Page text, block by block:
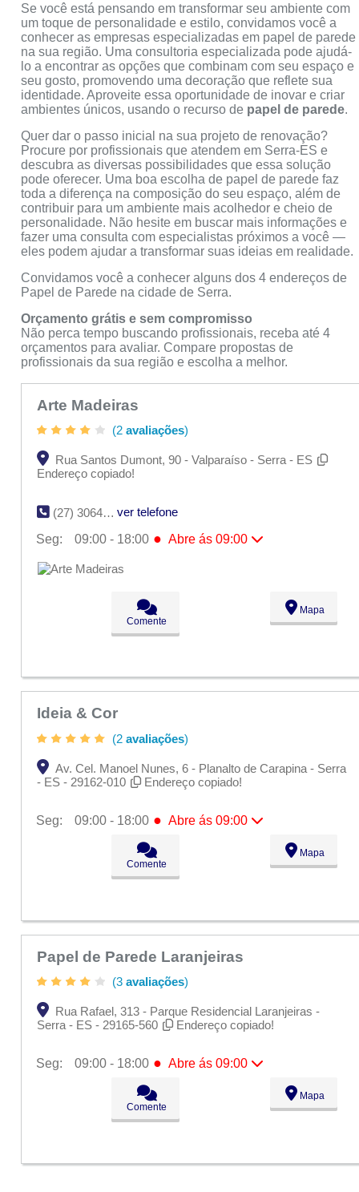
Se você está pensando em transformar seu ambiente com
um toque de personalidade e estilo, convidamos você a
conhecer as empresas especializadas em papel de parede
na sua região. Uma consultoria especializada pode ajudá-
lo a encontrar as opções que combinam com seu espaço e
seu gosto, promovendo uma decoração que reflete sua
identidade. Aproveite essa oportunidade de inovar e criar
ambientes únicos, usando o recurso de papel de parede.
Quer dar o passo inicial na sua projeto de renovação?
Procure por profissionais que atendem em Serra-ES e
descubra as diversas possibilidades que essa solução
pode oferecer. Uma boa escolha de papel de parede faz
toda a diferença na composição do seu espaço, além de
contribuir para um ambiente mais acolhedor e cheio de
personalidade. Não hesite em buscar mais informações e
fazer uma consulta com especialistas próximos a você —
eles podem ajudar a transformar suas ideias em realidade.
Convidamos você a conhecer alguns dos 4 endereços de
Papel de Parede na cidade de Serra.
Orçamento grátis e sem compromisso
Não perca tempo buscando profissionais, receba até 4
orçamentos para avaliar. Compare propostas de
profissionais da sua região e escolha a melhor.
Arte Madeiras
(2 avaliações)
Rua Santos Dumont, 90 - Valparaíso - Serra - ES
Endereço copiado!
(27) 3064-3053
ver telefone
Seg:
09:00 - 18:00 ● Abre ás 09:00
Seg:
Ter:
09:00 - 18:00
09:00 - 18:00
09:00 - 18:00
Fechado
Comente
Mapa
Ideia & Cor
(2 avaliações)
Av. Cel. Manoel Nunes, 6 - Planalto de Carapina - Serra
- ES - 29162-010
Endereço copiado!
Seg: 09:00 - 18:00 ● Abre ás 09:00
09:00 - 18:00
09:00 - 18:00
09:00 - 18:00
Comente
Mapa
Papel de Parede Laranjeiras
(3 avaliações)
Rua Rafael, 313 - Parque Residencial Laranjeiras -
Serra - ES - 29165-560
Endereço copiado!
Seg: 09:00 - 18:00 ● Abre ás 09:00
09:00 - 18:00
09:00 - 18:00
09:00 - 18:00
Comente
Mapa